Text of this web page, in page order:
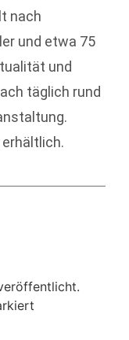
nach
und etwa 75
und
täglich rund